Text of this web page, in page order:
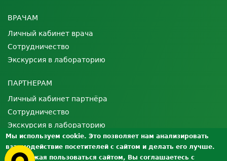
ВРАЧАМ
Личный кабинет врача
Сотрудничество
Экскурсия в лабораторию
ПАРТНЕРАМ
Личный кабинет партнёра
Сотрудничество
Экскурсия в лабораторию
О ЛАБОРАТОРИИ
Мы используем cookie. Это позволяет нам анализировать
взаимодействие посетителей с сайтом и делать его лучше.
Продолжая пользоваться сайтом, Вы соглашаетесь с